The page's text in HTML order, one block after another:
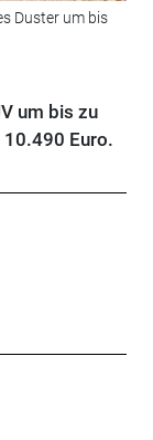
Duster um bis
um bis zu
Euro.